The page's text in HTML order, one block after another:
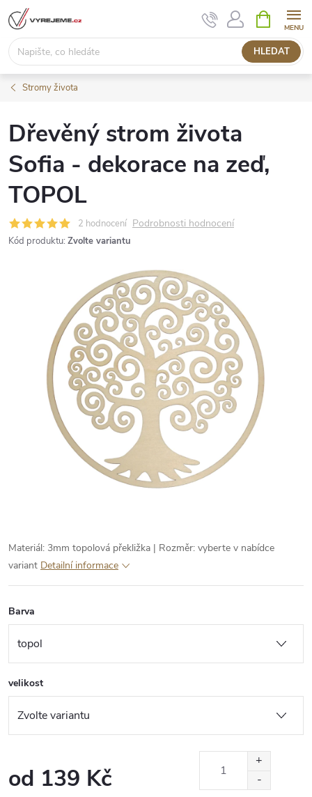
Přejít
na
obsah
HLEDAT
NÁKUPNÍ
KOŠÍK
Stromy života
Dřevěný strom života
Sofia - dekorace na zeď,
TOPOL
2 hodnocení Podrobnosti hodnocení
Kód produktu: Zvolte variantu
Materiál: 3mm topolová překližka | Rozměr: vyberte v nabídce
variant Detailní informace
Barva
velikost
od 139 Kč